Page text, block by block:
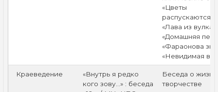
«Цветы
распускаются»,
«Лава из
«Домашняя
«Фараонова
«Невидимая
Краеведение
«Внутрь я редко
кого зову…» : беседа
Беседа о
творчестве